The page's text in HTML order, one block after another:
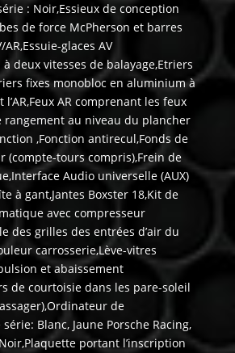
: Noir,Essieux de conception
de force McPherson et barres
glaces AV
deux vitesses de balayage,Etriers
fixes monobloc en aluminium à
l’AR,Feux AR comprenant les feux
rangement au niveau du plancher
,Fonction antirecul,Fonds de
(compte-tours compris),Frein de
Audio universelle (AUX)
à gant,Jantes Boxster 18,Kit de
avec compresseur
des grilles des entrées d’air du
carrosserie,Lève-vitres
et abaissement
de courtoisie dans les pare-soleil
de
Blanc, Jaune Porsche Racing,
portant l’inscription